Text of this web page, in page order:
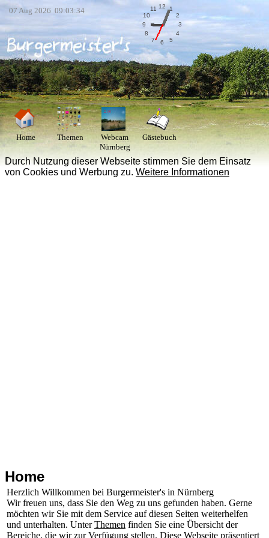
Home Themen
Webcam
Nürnberg
Gästebuch
Durch Nutzung dieser Webseite stimmen Sie dem Einsatz
von Cookies und Werbung zu. Weitere Informationen
07 Aug 2026 09:03:34
1
2
3
4
5
6
7
8
9
10
11 12
Home
Herzlich Willkommen bei Burgermeister's in Nürnberg
Wir freuen uns, dass Sie den Weg zu uns gefunden haben. Gerne
möchten wir Sie mit dem Service auf diesen Seiten weiterhelfen
und unterhalten. UnterThemen finden Sie eine Übersicht der
Bereiche, die wir zur Verfügung stellen. Diese Webseite präsentiert